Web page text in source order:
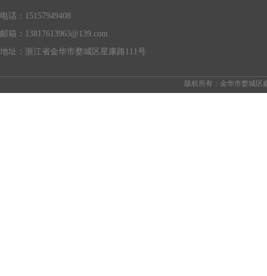
电话：15157949408
邮箱： 13817613963@139.com
地址：浙江省金华市婺城区星康路111号
版权所有：金华市婺城